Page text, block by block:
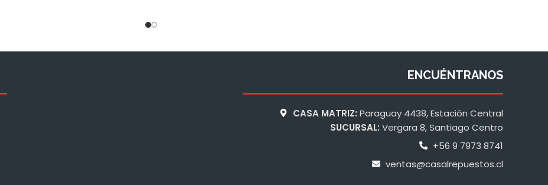
ENCUÉNTRANOS
CASA MATRIZ: Paraguay 4438, Estación Central
SUCURSAL: Vergara 8, Santiago Centro
+56 9 7973 8741
ventas@casalrepuestos.cl